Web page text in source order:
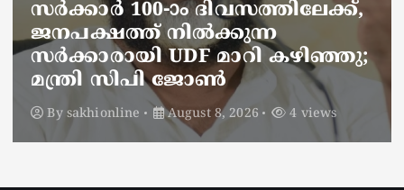
ചായകുടിക്കാൻ എടപ്പാളിലെത്തി
അർജുൻ ആയങ്കി;
സഞ്ചരിക്കുന്നത് വാഹനങ്ങൾ
മാറ്റി
By sakhionline August 8, 2026 6 views